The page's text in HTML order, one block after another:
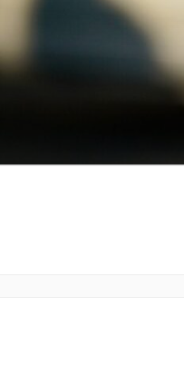
Chuyển
phần
nội